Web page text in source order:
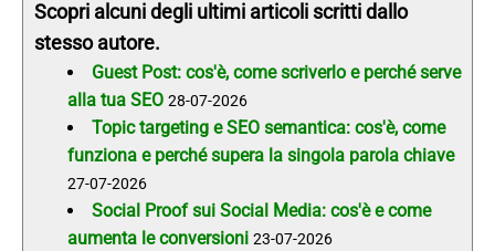
Scopri alcuni degli ultimi articoli scritti dallo
stesso autore.
Guest Post: cos'è, come scriverlo e perché serve
alla tua SEO 28-07-2026
Topic targeting e SEO semantica: cos'è, come
funziona e perché supera la singola parola chiave
27-07-2026
Social Proof sui Social Media: cos'è e come
aumenta le conversioni 23-07-2026